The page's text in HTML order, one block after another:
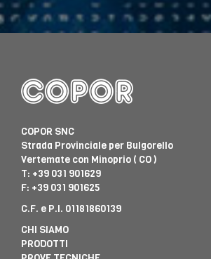
COPOR SNC
Strada Provinciale per Bulgorello
Vertemate con Minoprio ( CO )
T: +39 031 901629
F: +39 031 901625
C.F. e P.I. 01181860139
CHI SIAMO
PRODOTTI